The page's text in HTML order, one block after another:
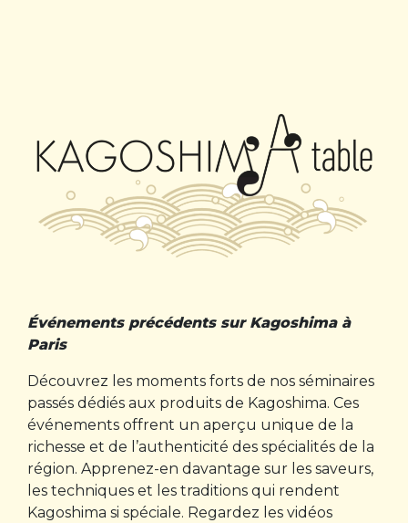
Événements précédents sur Kagoshima à
Paris
Découvrez les moments forts de nos séminaires
passés dédiés aux produits de Kagoshima. Ces
événements offrent un aperçu unique de la
richesse et de l’authenticité des spécialités de la
région. Apprenez-en davantage sur les saveurs,
les techniques et les traditions qui rendent
Kagoshima si spéciale. Regardez les vidéos